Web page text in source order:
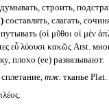
строить,
составлять, слагать,
(οἱ μῦθοι οἱ μὲν
εὖ λύουσι κακῶς Arst.
плохо (ее) развязывают.
тж. тканье Plat.